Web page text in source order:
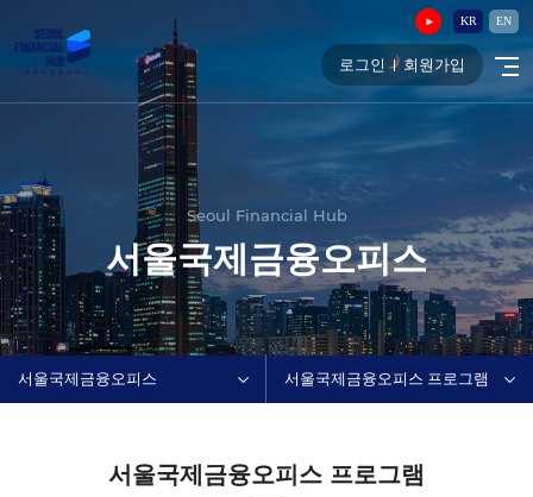
KR EN
로그인 회원가입
Seoul Financial Hub
서울국제금융오피스
서울국제금융오피스 서울국제금융오피스 프로그램
서울국제금융오피스 프로그램